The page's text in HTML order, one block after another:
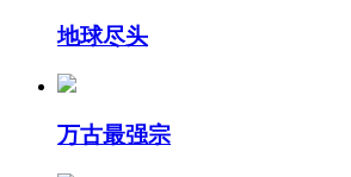
地球尽头
万古最强宗